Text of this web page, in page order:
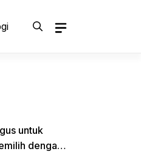
untuk
dengan